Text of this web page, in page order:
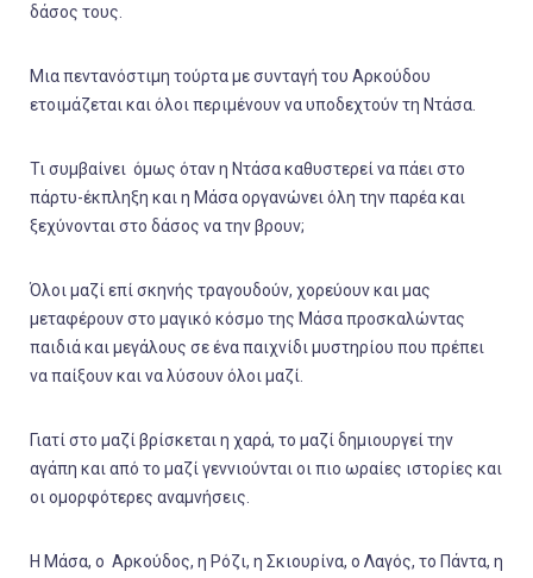
δάσος τους.
Μια πεντανόστιμη τούρτα με συνταγή του Αρκούδου
ετοιμάζεται και όλοι περιμένουν να υποδεχτούν τη Ντάσα.
Τι συμβαίνει όμως όταν η Ντάσα καθυστερεί να πάει στο
πάρτυ-έκπληξη και η Μάσα οργανώνει όλη την παρέα και
ξεχύνονται στο δάσος να την βρουν;
Όλοι μαζί επί σκηνής τραγουδούν, χορεύουν και μας
μεταφέρουν στο μαγικό κόσμο της Μάσα προσκαλώντας
παιδιά και μεγάλους σε ένα παιχνίδι μυστηρίου που πρέπει
να παίξουν και να λύσουν όλοι μαζί.
Γιατί στο μαζί βρίσκεται η χαρά, το μαζί δημιουργεί την
αγάπη και από το μαζί γεννιούνται οι πιο ωραίες ιστορίες και
οι ομορφότερες αναμνήσεις.
Η Μάσα, ο Αρκούδος, η Ρόζι, η Σκιουρίνα, ο Λαγός, το Πάντα, η